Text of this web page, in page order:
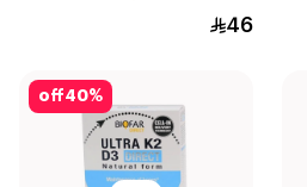
46
40%
off